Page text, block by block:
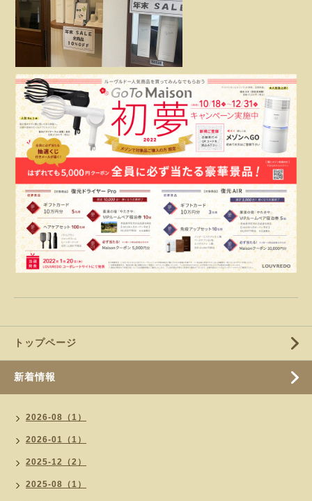
トップページ
新着情報
2026-08（1）
2026-01（1）
2025-12（2）
2025-08（1）